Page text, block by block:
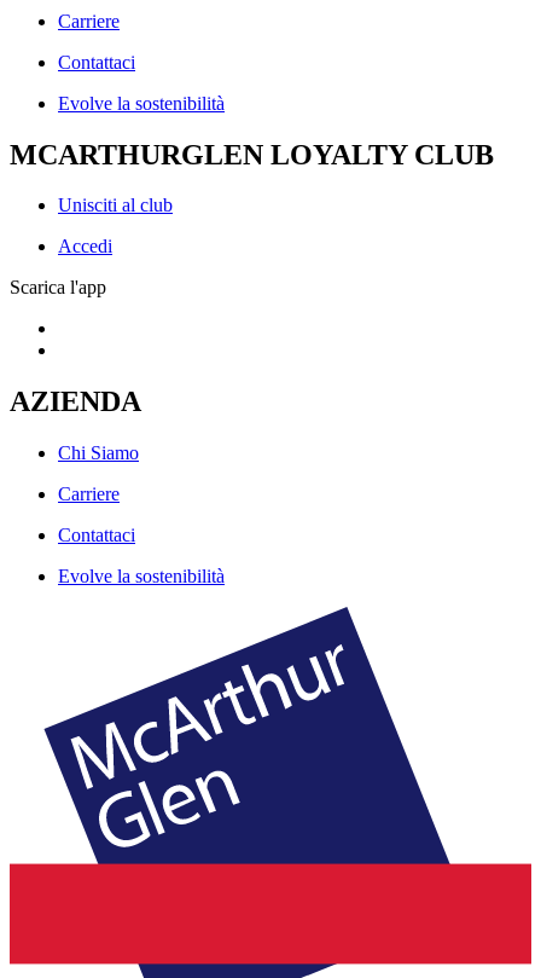
Carriere
Contattaci
Evolve la sostenibilità
MCARTHURGLEN LOYALTY CLUB
Unisciti al club
Accedi
Scarica l'app
AZIENDA
Chi Siamo
Carriere
Contattaci
Evolve la sostenibilità